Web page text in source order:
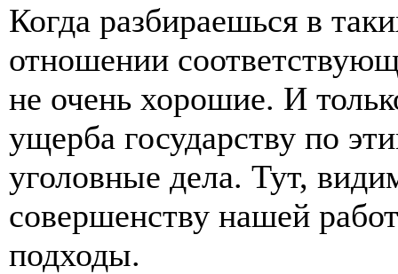
Когда разбираешься в
отношении
не очень хорошие. И
ущерба государству по
уголовные дела. Тут,
совершенству нашей
подходы.